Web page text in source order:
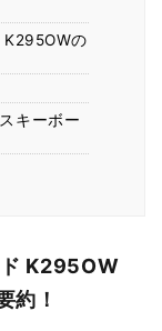
K295OWの
キーボー
ド K295OW
約！